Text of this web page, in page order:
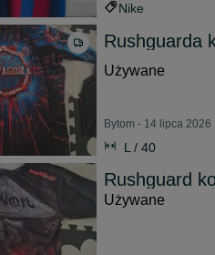
Nike
Rushguarda
Używane
Bytom - 14 lipca 2026
L / 40
Rushguard
Używane